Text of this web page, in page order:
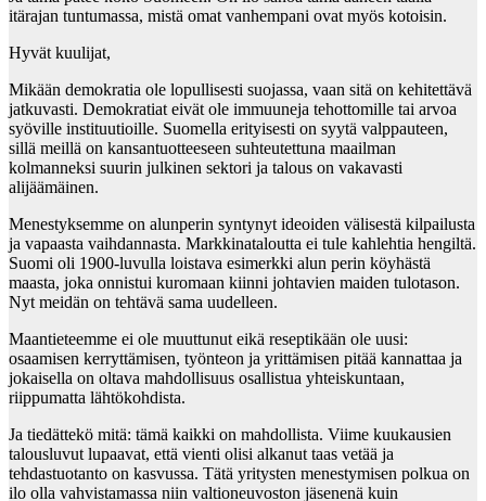
itärajan tuntumassa, mistä omat vanhempani ovat myös kotoisin.
Hyvät kuulijat,
Mikään demokratia ole lopullisesti suojassa, vaan sitä on kehitettävä
jatkuvasti. Demokratiat eivät ole immuuneja tehottomille tai arvoa
syöville instituutioille. Suomella erityisesti on syytä valppauteen,
sillä meillä on kansantuotteeseen suhteutettuna maailman
kolmanneksi suurin julkinen sektori ja talous on vakavasti
alijäämäinen.
Menestyksemme on alunperin syntynyt ideoiden välisestä kilpailusta
ja vapaasta vaihdannasta. Markkinataloutta ei tule kahlehtia hengiltä.
Suomi oli 1900-luvulla loistava esimerkki alun perin köyhästä
maasta, joka onnistui kuromaan kiinni johtavien maiden tulotason.
Nyt meidän on tehtävä sama uudelleen.
Maantieteemme ei ole muuttunut eikä reseptikään ole uusi:
osaamisen kerryttämisen, työnteon ja yrittämisen pitää kannattaa ja
jokaisella on oltava mahdollisuus osallistua yhteiskuntaan,
riippumatta lähtökohdista.
Ja tiedättekö mitä: tämä kaikki on mahdollista. Viime kuukausien
talousluvut lupaavat, että vienti olisi alkanut taas vetää ja
tehdastuotanto on kasvussa. Tätä yritysten menestymisen polkua on
ilo olla vahvistamassa niin valtioneuvoston jäsenenä kuin